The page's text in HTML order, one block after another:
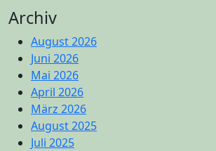
Archiv
August 2026
Juni 2026
Mai 2026
April 2026
März 2026
August 2025
Juli 2025